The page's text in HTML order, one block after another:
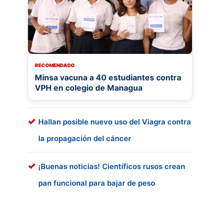
RECOMENDADO
Minsa vacuna a 40 estudiantes contra
VPH en colegio de Managua
Hallan posible nuevo uso del Viagra contra
la propagación del cáncer
¡Buenas noticias! Científicos rusos crean
pan funcional para bajar de peso